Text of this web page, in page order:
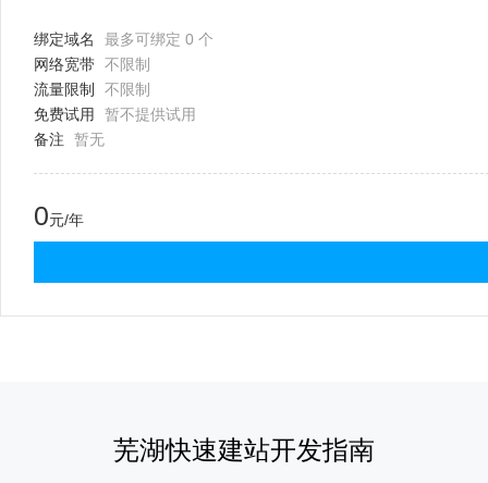
绑定域名
最多可绑定 0 个
网络宽带 不限制
流量限制
不限制
免费试用
暂不提供试用
备注
暂无
0元/年
芜湖快速建站开发指南